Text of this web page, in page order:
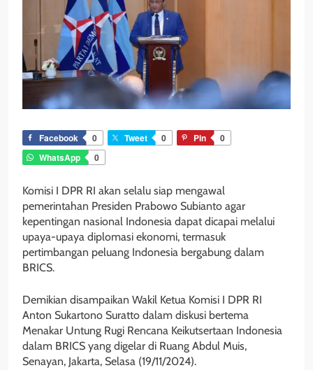
Facebook 0 Tweet 0 Pin
0
WhatsApp
0
Komisi I DPR RI akan selalu siap mengawal
pemerintahan Presiden Prabowo Subianto agar
kepentingan nasional Indonesia dapat dicapai melalui
upaya-upaya diplomasi ekonomi, termasuk
pertimbangan peluang Indonesia bergabung dalam
BRICS.
Demikian disampaikan Wakil Ketua Komisi I DPR RI
Anton Sukartono Suratto dalam diskusi bertema
Menakar Untung Rugi Rencana Keikutsertaan Indonesia
dalam BRICS yang digelar di Ruang Abdul Muis,
Senayan, Jakarta, Selasa (19/11/2024).